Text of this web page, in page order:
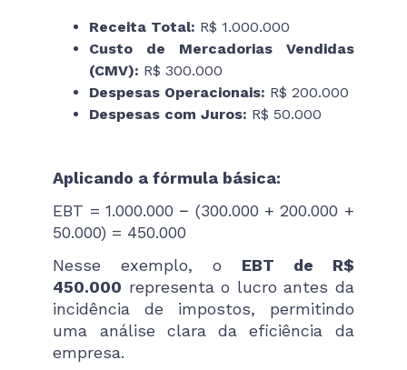
Receita Total: R$ 1.000.000
Custo de Mercadorias Vendidas
(CMV): R$ 300.000
Despesas Operacionais: R$ 200.000
Despesas com Juros: R$ 50.000
Aplicando a fórmula básica:
EBT = 1.000.000 − (300.000 + 200.000 +
50.000) = 450.000
Nesse exemplo, o EBT de R$
450.000 representa o lucro antes da
incidência de impostos, permitindo
uma análise clara da eficiência da
empresa.